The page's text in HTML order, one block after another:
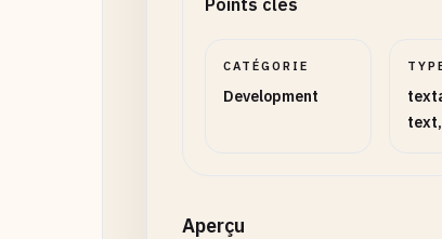
Options
Activez ou désactivez les
Points clés
CATÉGORIE
Development
Aperçu